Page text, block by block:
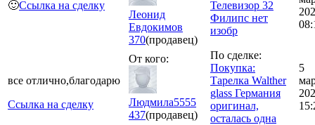
🙂Ссылка на сделку
Леонид
Евдокимов
370(продавец)
Телевизор 32
Филипс нет
изобр
все отлично,благодарю
Ссылка на сделку
От кого:
Людмила5555
437(продавец)
По сделке:
Покупка:
Тарелка Walther
glass Германия
оригинал,
осталась одна
5